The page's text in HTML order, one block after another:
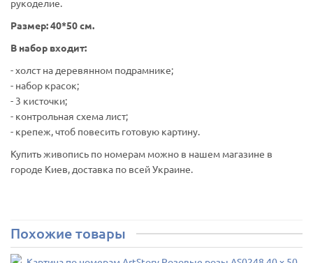
рукоделие.
Размер: 40*50 см.
В набор входит:
- холст на деревянном подрамнике;
- набор красок;
- 3 кисточки;
- контрольная схема лист;
- крепеж, чтоб повесить готовую картину.
Купить живопись по номерам можно в нашем магазине в
городе Киев, доставка по всей Украине.
Похожие товары